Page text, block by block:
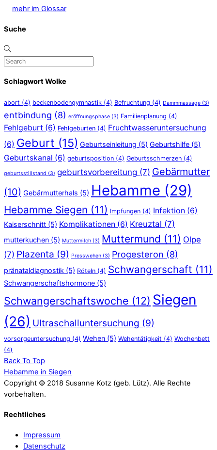
mehr im Glossar
Suche
Schlagwort Wolke
abort (4) beckenbodengymnastik (4) Befruchtung (4) Dammmassage (3)
entbindung (8) eröffnungsphase (3) Familienplanung (4)
Fehlgeburt (6) Fehlgeburten (4) Fruchtwasseruntersuchung
(6) Geburt (15) Geburtseinleitung (5) Geburtshilfe (5)
Geburtskanal (6) geburtsposition (4) Geburtsschmerzen (4)
geburtsstillstand (3) geburtsvorbereitung (7) Gebärmutter
(10) Gebärmutterhals (5) Hebamme (29)
Hebamme Siegen (11) Impfungen (4) Infektion (6)
Kaiserschnitt (5) Komplikationen (6) Kreuztal (7)
mutterkuchen (5) Muttermilch (3) Muttermund (11) Olpe
(7) Plazenta (9) Presswehen (3) Progesteron (8)
pränataldiagnostik (5) Röteln (4) Schwangerschaft (11)
Schwangerschaftshormone (5)
Schwangerschaftswoche (12) Siegen
(26) Ultraschalluntersuchung (9)
vorsorgeuntersuchung (4) Wehen (5) Wehentätigkeit (4) Wochenbett
(4)
Back To Top
Hebamme in Siegen
Copyright © 2018 Susanne Kotz (geb. Lütz). Alle Rechte
vorbehalten.
Rechtliches
Impressum
Datenschutz